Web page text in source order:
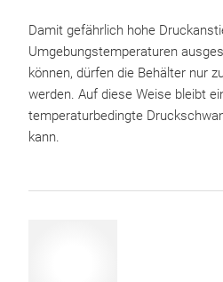
Damit gefährlich hohe
Umgebungstemperaturen
können, dürfen die Behälter nur
werden. Auf diese Weise bleibt
temperaturbedingte
kann.